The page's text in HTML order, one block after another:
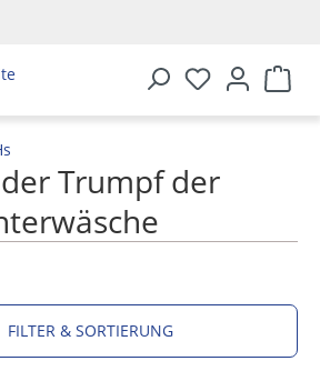
Trumpf der
FILTER & SORTIERUNG